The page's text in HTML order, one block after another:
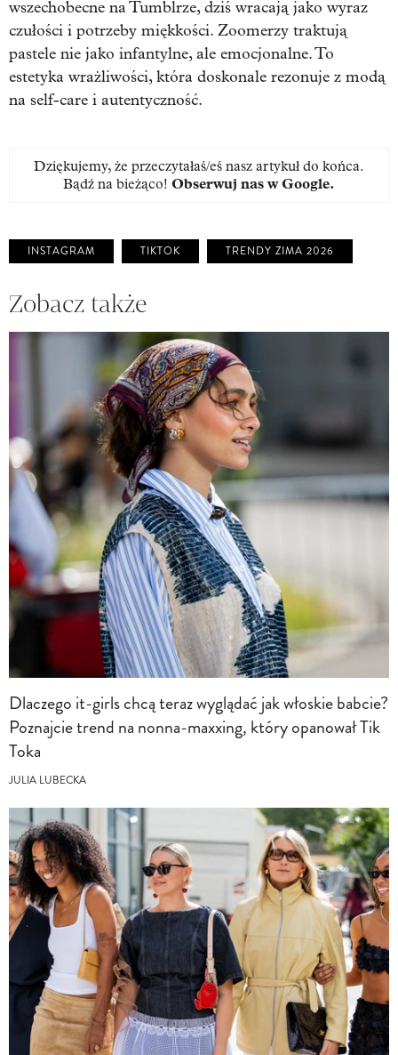
wszechobecne na Tumblrze, dziś wracają jako wyraz
czułości i potrzeby miękkości. Zoomerzy traktują
pastele nie jako infantylne, ale emocjonalne. To
estetyka wrażliwości, która doskonale rezonuje z modą
na self-care i autentyczność.
Dziękujemy, że przeczytałaś/eś nasz artykuł do końca.
Bądź na bieżąco! Obserwuj nas w Google.
INSTAGRAM TIKTOK TRENDY ZIMA 2026
Zobacz także
Dlaczego it-girls chcą teraz wyglądać jak włoskie babcie?
Poznajcie trend na nonna-maxxing, który opanował Tik
Toka
JULIA LUBECKA